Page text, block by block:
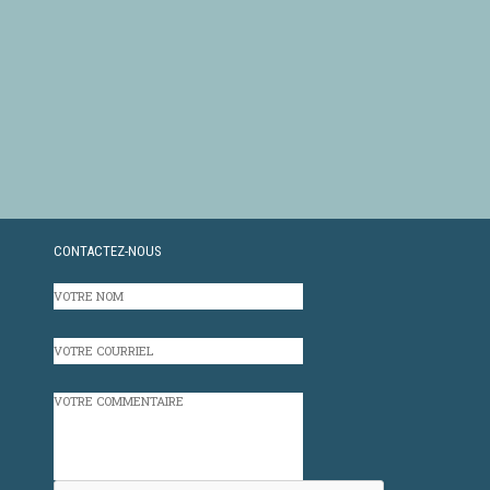
CONTACTEZ-NOUS
VOTRE
NOM
VOTRE
COURRIEL
VOTRE